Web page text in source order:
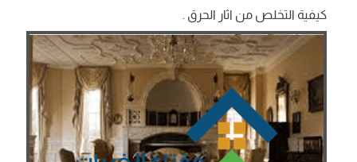
كيفية التخلص من اثار الحرق .